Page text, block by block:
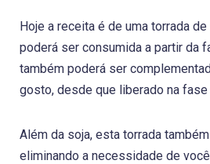
Hoje a receita é de uma torrada de
poderá ser consumida a partir da
também poderá ser
gosto, desde que liberado na fase
Além da soja, esta torrada
eliminando a necessidade de